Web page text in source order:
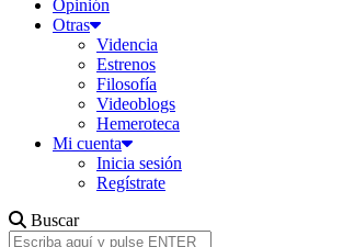
Opinión
Otras
Videncia
Estrenos
Filosofía
Videoblogs
Hemeroteca
Mi cuenta
Inicia sesión
Regístrate
Buscar